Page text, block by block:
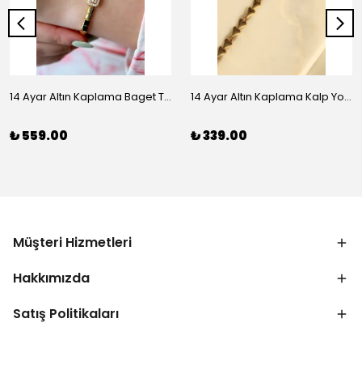
14 Ayar Altın Kaplama Baget Taşlı Vip Bileklik
₺ 559.00
14 Ayar Altın Kaplama Kalp Yolu Bileklik
₺ 339.00
Müşteri Hizmetleri
Hakkımızda
Satış Politikaları